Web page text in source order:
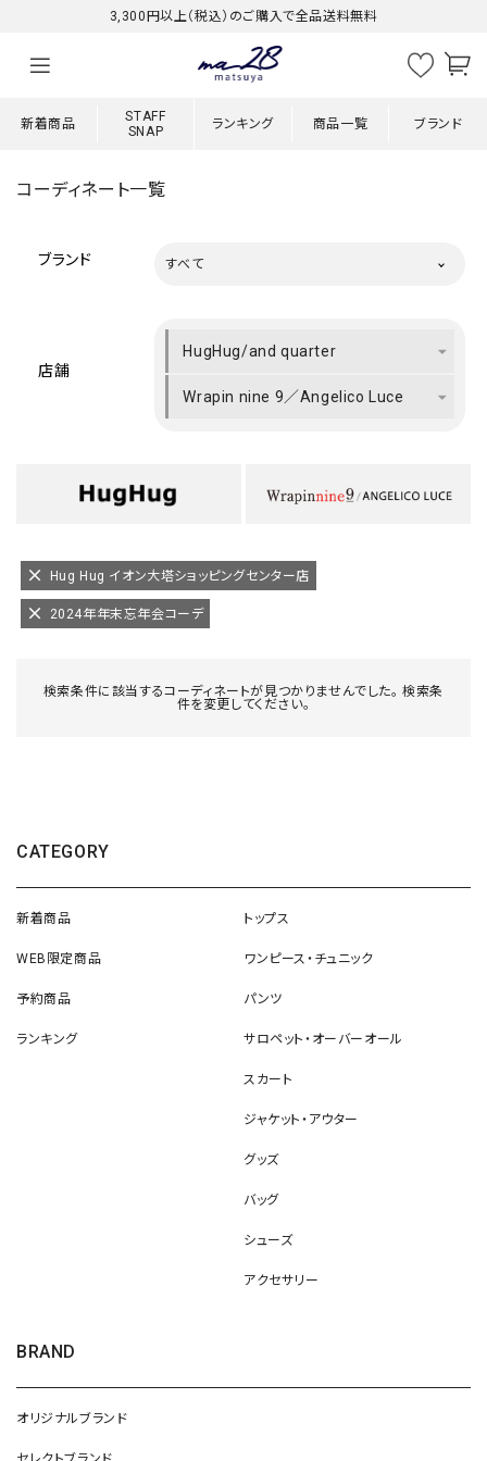
3,300円以上（税込）のご購入で全品送料無料
新着商品
STAFF
SNAP
ランキング 商品一覧 ブランド
コーディネート一覧
ブランド すべて
店舗
HugHug/and quarter
Wrapin nine 9／Angelico Luce
Hug Hug イオン大塔ショッピングセンター店
2024年年末忘年会コーデ
検索条件に該当するコーディネートが見つかりませんでした。 検索条
件を変更してください。
CATEGORY
新着商品
WEB限定商品
予約商品
ランキング
トップス
ワンピース・チュニック
パンツ
サロペット・オーバーオール
スカート
ジャケット・アウター
グッズ
バッグ
シューズ
アクセサリー
BRAND
オリジナルブランド